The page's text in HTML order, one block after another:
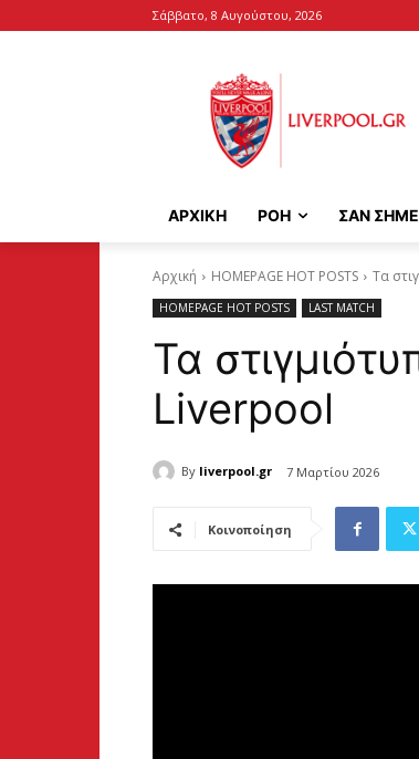
Σάββατο, 8 Αυγούστου, 2026
ΑΡΧΙΚΉ ΡΟΗ ΣΑΝ
Αρχική HOMEPAGE HOT POSTS Τα
HOMEPAGE HOT POSTS LAST MATCH
Τα
Liverpool
By liverpool.gr 7 Μαρτίου 2026
Κοινοποίηση